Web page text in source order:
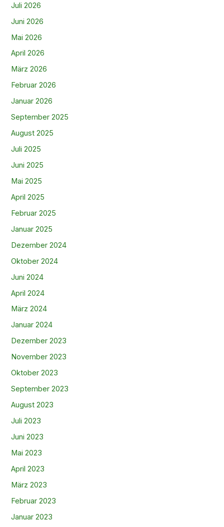
Juli 2026
Juni 2026
Mai 2026
April 2026
März 2026
Februar 2026
Januar 2026
September 2025
August 2025
Juli 2025
Juni 2025
Mai 2025
April 2025
Februar 2025
Januar 2025
Dezember 2024
Oktober 2024
Juni 2024
April 2024
März 2024
Januar 2024
Dezember 2023
November 2023
Oktober 2023
September 2023
August 2023
Juli 2023
Juni 2023
Mai 2023
April 2023
März 2023
Februar 2023
Januar 2023